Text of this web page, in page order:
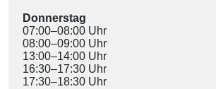
Donnerstag
07:00–08:00 Uhr
08:00–09:00 Uhr
13:00–14:00 Uhr
16:30–17:30 Uhr
17:30–18:30 Uhr